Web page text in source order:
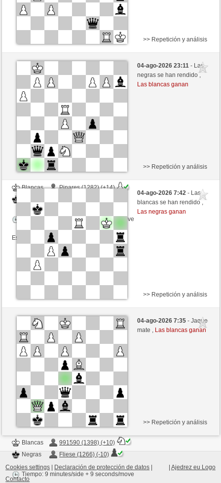
Negras
Nik29 (1201) (-15)
Blancas
Tiempo: 9 minutes/side + 9 seconds/move
Esta partida es por puntos
>> Repetición y análisis
04-ago-2026 23:11- Las
negras se han rendido ,
Las blancas ganan
Blancas
Pinares (1282) (+14)
Tiempo: 9 minutes/side + 9 seconds/move
Esta partida es por puntos
>> Repetición y análisis
04-ago-2026 7:42- Las
blancas se han rendido ,
Las negras ganan
Negras
Taucher (1213) (+18)
Blancas
Fliese (1256) (-18)
Tiempo: 9 minutes/side + 9 seconds/move
Esta partida es por puntos
>> Repetición y análisis
04-ago-2026 7:35- Jaque
mate , Las blancas ganan
Blancas
991590 (1398) (+10)
Negras
Fliese (1266) (-10)
Tiempo: 9 minutes/side + 9 seconds/move
>> Repetición y análisis
| Ajedrez eu Logo
Cookies settings | Declaración de protección de datos |
Contacto